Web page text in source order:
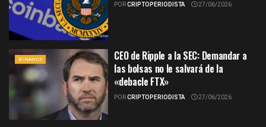
PORCRIPTOPERIODISTA 27/06/2026
BINANCE
CEO de Ripple a la SEC: Demandar a
las bolsas no le salvará de la
«debacle FTX»
PORCRIPTOPERIODISTA 27/06/2026